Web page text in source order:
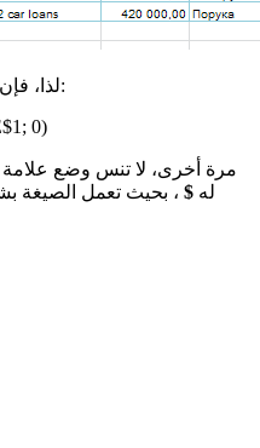
لذا، فإن صيغة خيارنا الثاني ستكون كما يلي:
; 0)
مرة أخرى، لا تنس وضع علامة
له $ ، بحيث تعمل الصيغة